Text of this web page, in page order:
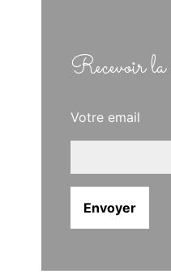
Recevoir
Votre email